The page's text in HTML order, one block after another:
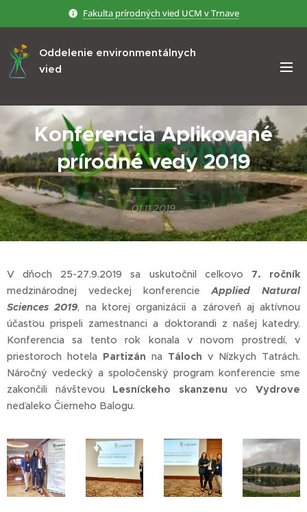
Fakulta prírodných vied UCM v Trnave
Oddelenie environmentálnych
vied
Konferencia Aplikované
prírodné vedy 2019
01.11.2019
V dňoch 25-27.9.2019 sa uskutočnil celkovo 7. ročník
medzinárodnej vedeckej konferencieApplied Natural
Sciences 2019, na ktorej organizácii a zároveň aj aktívnou
účasťou prispeli zamestnanci a doktorandi z našej katedry.
Konferencia sa tento rok konala v novom prostredí, v
priestoroch hotela Partizán na Táloch v Nízkych Tatrách.
Náročný vedecký a spoločenský program konferencie sme
zakončili návštevou Lesníckeho skanzenu voVydrove
neďaleko Čierneho Balogu.